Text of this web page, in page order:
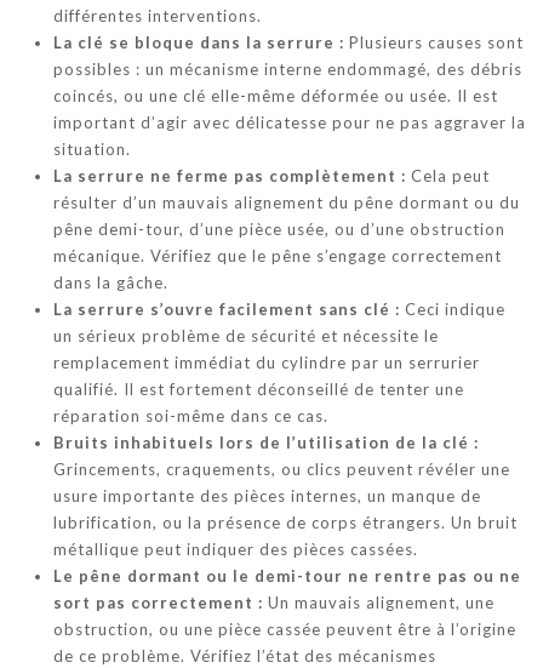
différentes interventions.
La clé se bloque dans la serrure : Plusieurs causes sont
possibles : un mécanisme interne endommagé, des débris
coincés, ou une clé elle-même déformée ou usée. Il est
important d’agir avec délicatesse pour ne pas aggraver la
situation.
La serrure ne ferme pas complètement : Cela peut
résulter d’un mauvais alignement du pêne dormant ou du
pêne demi-tour, d’une pièce usée, ou d’une obstruction
mécanique. Vérifiez que le pêne s’engage correctement
dans la gâche.
La serrure s’ouvre facilement sans clé : Ceci indique
un sérieux problème de sécurité et nécessite le
remplacement immédiat du cylindre par un serrurier
qualifié. Il est fortement déconseillé de tenter une
réparation soi-même dans ce cas.
Bruits inhabituels lors de l’utilisation de la clé :
Grincements, craquements, ou clics peuvent révéler une
usure importante des pièces internes, un manque de
lubrification, ou la présence de corps étrangers. Un bruit
métallique peut indiquer des pièces cassées.
Le pêne dormant ou le demi-tour ne rentre pas ou ne
sort pas correctement : Un mauvais alignement, une
obstruction, ou une pièce cassée peuvent être à l’origine
de ce problème. Vérifiez l’état des mécanismes